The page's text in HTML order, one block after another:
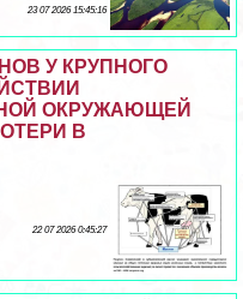
23 07 2026 15:45:16
У КРУПНОГО
ОКРУЖАЮЩЕЙ
В
22 07 2026 0:45:27